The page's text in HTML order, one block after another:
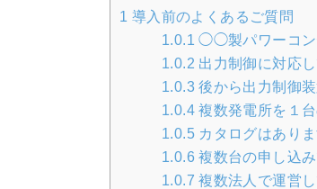
1 導入前のよくあるご質問
1.0.1 ◯◯製パワーコン
1.0.2 出力制御に対応
1.0.3後から出力制御
1.0.4複数発電所を１
1.0.5カタログはありま
1.0.6複数台の申し込
1.0.7 複数法人で運営